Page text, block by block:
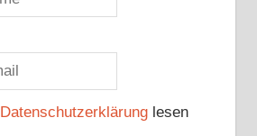
Datenschutzerklärunglesen